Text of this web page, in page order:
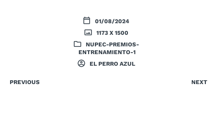
01/08/2024
1173 X 1500
NUPEC-PREMIOS-
ENTRENAMIENTO-1
EL PERRO AZUL
PREVIOUS NEXT